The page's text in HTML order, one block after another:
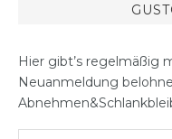
Hier gibt’s regelmäßig
Neuanmeldung